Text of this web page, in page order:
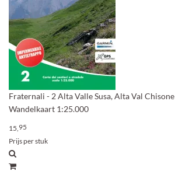
Fraternali - 2 Alta Valle Susa, Alta Val Chisone
Wandelkaart 1:25.000
15,95
Prijs per stuk